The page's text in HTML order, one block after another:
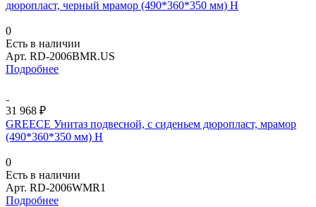
дюропласт, черный мрамор (490*360*350 мм) H
0
Есть в наличии
Арт. RD-2006BMR.US
Подробнее
31 968 ₽
GREECE Унитаз подвесной, с сиденьем дюропласт, мрамор
(490*360*350 мм) H
0
Есть в наличии
Арт. RD-2006WMR1
Подробнее